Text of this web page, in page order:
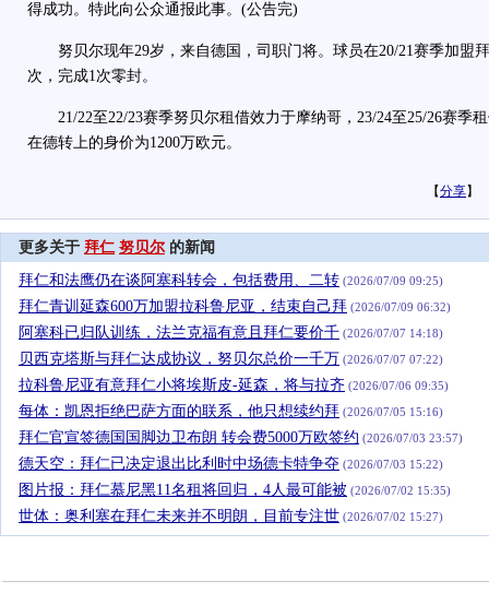
得成功。特此向公众通报此事。(公告完)
努贝尔现年29岁，来自德国，司职门将。球员在20/21赛季加盟
次，完成1次零封。
21/22至22/23赛季努贝尔租借效力于摩纳哥，23/24至25/26赛季
在德转上的身价为1200万欧元。
【分享】
更多关于 拜仁 努贝尔的新闻
拜仁和法鹰仍在谈阿塞科转会，包括费用、二转 (2026/07/09 09:25)
拜仁青训延森600万加盟拉科鲁尼亚，结束自己拜 (2026/07/09 06:32)
阿塞科已归队训练，法兰克福有意且拜仁要价千 (2026/07/07 14:18)
贝西克塔斯与拜仁达成协议，努贝尔总价一千万 (2026/07/07 07:22)
拉科鲁尼亚有意拜仁小将埃斯皮-延森，将与拉齐 (2026/07/06 09:35)
每体：凯恩拒绝巴萨方面的联系，他只想续约拜 (2026/07/05 15:16)
拜仁官宣签德国国脚边卫布朗 转会费5000万欧签约 (2026/07/03 23:57)
德天空：拜仁已决定退出比利时中场德卡特争夺 (2026/07/03 15:22)
图片报：拜仁慕尼黑11名租将回归，4人最可能被 (2026/07/02 15:35)
世体：奥利塞在拜仁未来并不明朗，目前专注世 (2026/07/02 15:27)